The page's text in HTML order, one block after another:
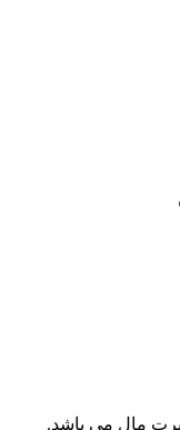
مال می باشد.